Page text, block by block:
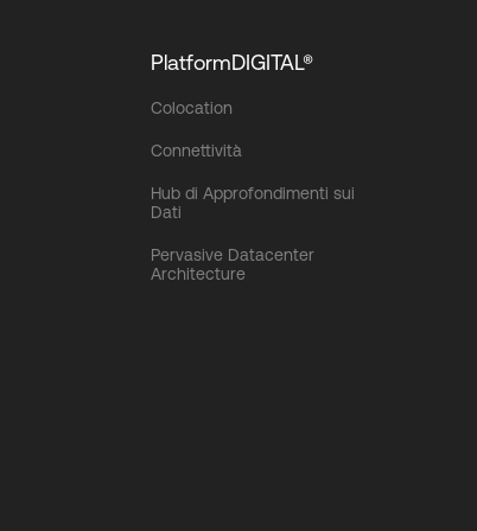
PlatformDIGITAL®
Colocation
Connettività
Hub di Approfondimenti sui
Dati
Pervasive Datacenter
Architecture